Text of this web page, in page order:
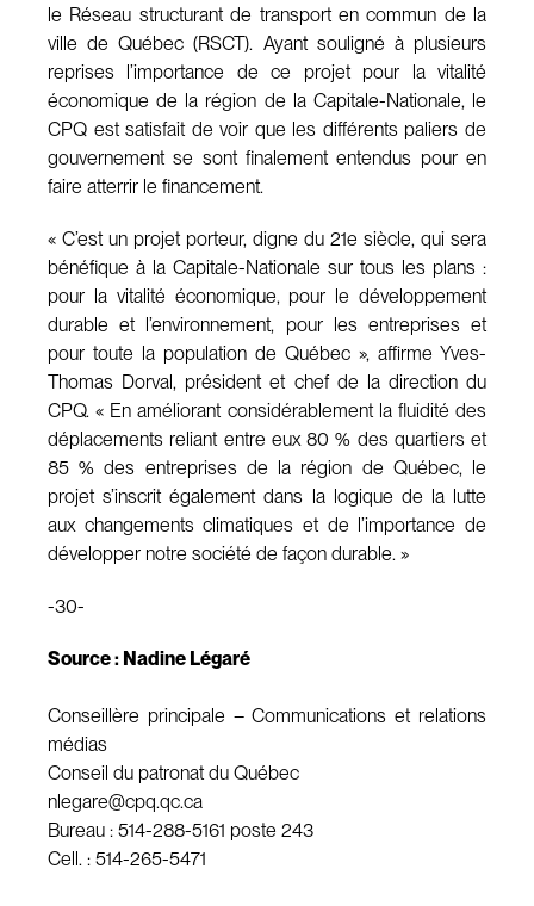
le Réseau structurant de transport en commun de la
ville de Québec (RSCT). Ayant souligné à plusieurs
reprises l’importance de ce projet pour la vitalité
économique de la région de la Capitale-Nationale, le
CPQ est satisfait de voir que les différents paliers de
gouvernement se sont finalement entendus pour en
faire atterrir le financement.
« C’est un projet porteur, digne du 21e siècle, qui sera
bénéfique à la Capitale-Nationale sur tous les plans :
pour la vitalité économique, pour le développement
durable et l’environnement, pour les entreprises et
pour toute la population de Québec », affirme Yves-
Thomas Dorval, président et chef de la direction du
CPQ. « En améliorant considérablement la fluidité des
déplacements reliant entre eux 80 % des quartiers et
85 % des entreprises de la région de Québec, le
projet s’inscrit également dans la logique de la lutte
aux changements climatiques et de l’importance de
développer notre société de façon durable. »
-30-
Source : Nadine Légaré
Conseillère principale – Communications et relations
médias
Conseil du patronat du Québec
nlegare@cpq.qc.ca
Bureau : 514-288-5161 poste 243
Cell. : 514-265-5471